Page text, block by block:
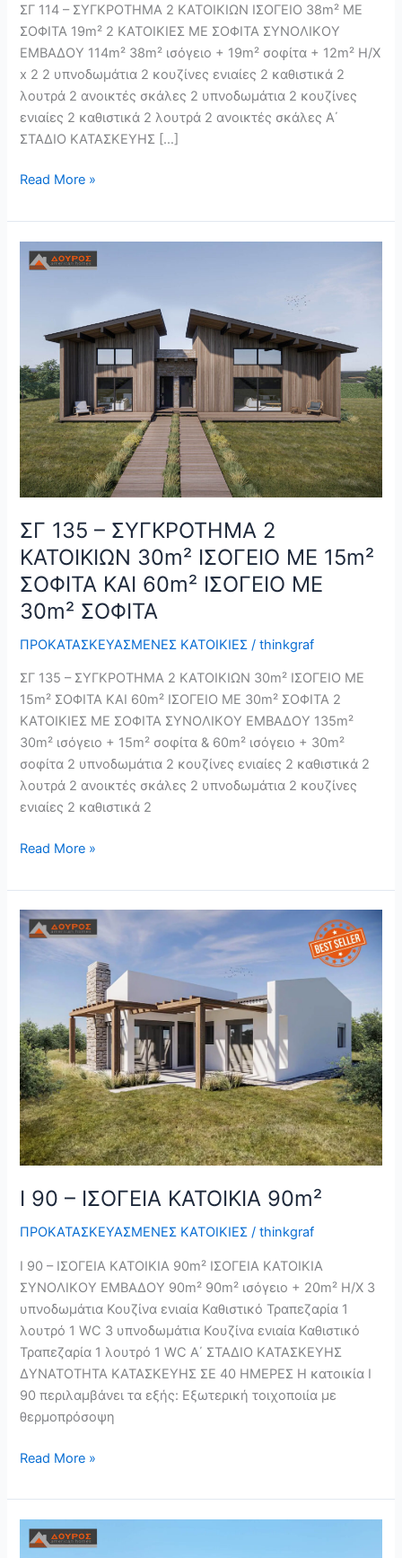
ΣΓ 114 – ΣΥΓΚΡΟΤΗΜΑ 2 ΚΑΤΟΙΚΙΩΝ ΙΣΟΓΕΙΟ 38m² ΜΕ
ΣΟΦΙΤΑ 19m² 2 ΚΑΤΟΙΚΙΕΣ ΜΕ ΣΟΦΙΤΑ ΣΥΝΟΛΙΚΟΥ
ΕΜΒΑΔΟΥ 114m² 38m² ισόγειο + 19m² σοφίτα + 12m² Η/Χ
x 2 2 υπνοδωμάτια 2 κουζίνες ενιαίες 2 καθιστικά 2
λουτρά 2 ανοικτές σκάλες 2 υπνοδωμάτια 2 κουζίνες
ενιαίες 2 καθιστικά 2 λουτρά 2 ανοικτές σκάλες Α΄
ΣΤΑΔΙΟ ΚΑΤΑΣΚΕΥΗΣ […]
Read More »
ΣΓ 135 – ΣΥΓΚΡΟΤΗΜΑ 2
ΚΑΤΟΙΚΙΩΝ 30m² ΙΣΟΓΕΙΟ ΜΕ 15m²
ΣΟΦΙΤΑ ΚΑΙ 60m² ΙΣΟΓΕΙΟ ΜΕ
30m² ΣΟΦΙΤΑ
ΠΡΟΚΑΤΑΣΚΕΥΑΣΜΕΝΕΣ ΚΑΤΟΙΚΙΕΣ /thinkgraf
ΣΓ 135 – ΣΥΓΚΡΟΤΗΜΑ 2 ΚΑΤΟΙΚΙΩΝ 30m² ΙΣΟΓΕΙΟ ΜΕ
15m² ΣΟΦΙΤΑ ΚΑΙ 60m² ΙΣΟΓΕΙΟ ΜΕ 30m² ΣΟΦΙΤΑ 2
ΚΑΤΟΙΚΙΕΣ ΜΕ ΣΟΦΙΤΑ ΣΥΝΟΛΙΚΟΥ ΕΜΒΑΔΟΥ 135m²
30m² ισόγειο + 15m² σοφίτα & 60m² ισόγειο + 30m²
σοφίτα 2 υπνοδωμάτια 2 κουζίνες ενιαίες 2 καθιστικά 2
λουτρά 2 ανοικτές σκάλες 2 υπνοδωμάτια 2 κουζίνες
ενιαίες 2 καθιστικά 2
ΣΓ
135
ΣΥΓΚΡΟΤΗΜΑ
ΚΑΤΟΙΚΙΩΝ
30m²
ΙΣΟΓΕΙΟ
ΜΕ
15m²
ΣΟΦΙΤΑ
ΚΑΙ
ΙΣΟΓΕΙΟ
ΜΕ
30m²
ΣΟΦΙΤΑ
Read More »
Ι 90 – ΙΣΟΓΕΙΑ ΚΑΤΟΙΚΙΑ 90m²
ΠΡΟΚΑΤΑΣΚΕΥΑΣΜΕΝΕΣ ΚΑΤΟΙΚΙΕΣ /thinkgraf
Ι 90 – ΙΣΟΓΕΙΑ ΚΑΤΟΙΚΙΑ 90m² ΙΣΟΓΕΙΑ ΚΑΤΟΙΚΙΑ
ΣΥΝΟΛΙΚΟΥ ΕΜΒΑΔΟΥ 90m² 90m² ισόγειο + 20m² Η/Χ 3
υπνοδωμάτια Κουζίνα ενιαία Καθιστικό Τραπεζαρία 1
λουτρό 1 WC 3 υπνοδωμάτια Κουζίνα ενιαία Καθιστικό
Τραπεζαρία 1 λουτρό 1 WC Α΄ ΣΤΑΔΙΟ ΚΑΤΑΣΚΕΥΗΣ
ΔΥΝΑΤΟΤΗΤΑ ΚΑΤΑΣΚΕΥΗΣ ΣΕ 40 ΗΜΕΡΕΣ Η κατοικία I
90 περιλαμβάνει τα εξής: Εξωτερική τοιχοποιία με
θερμοπρόσοψη
Ι
90
ΚΑΤΟΙΚΙΑ
90m²
Read More »
ΙΣ
46